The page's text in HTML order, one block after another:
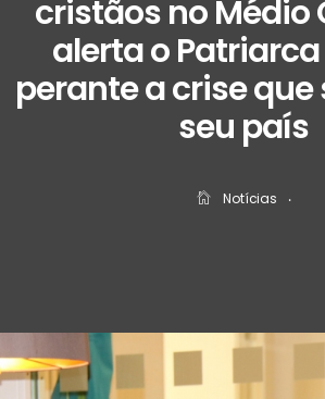
cristãos no Médio
alerta o Patriarca
perante a crise que
seu país
Notícias ‧